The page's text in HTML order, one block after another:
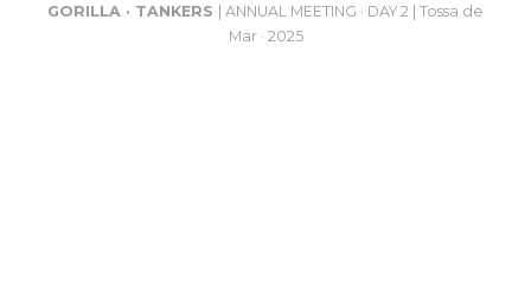
GORILLA · TANKERS | ANNUAL MEETING · DAY 2 | Tossa de
Mar · 2025